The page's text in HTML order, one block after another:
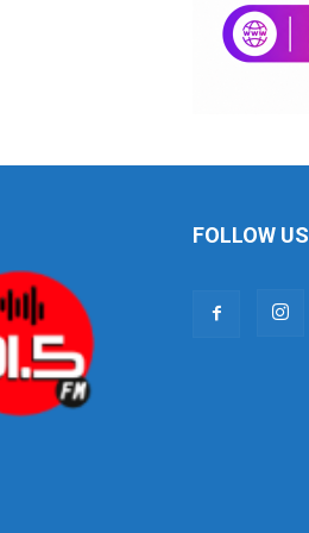
FOLLOW US